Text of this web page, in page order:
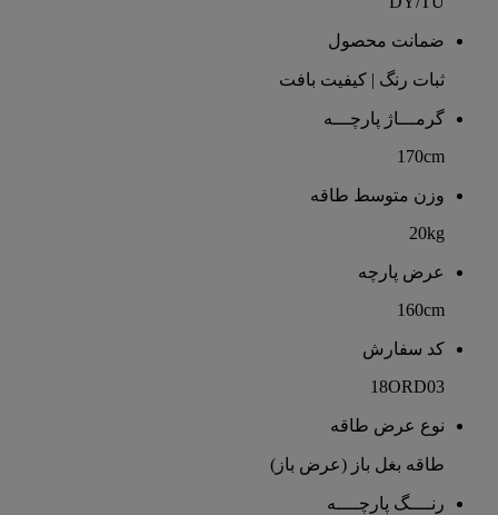
ضمانت محصول
ثبات رنگ | کیفیت بافت
گرمـــاژ پارچـــه
170cm
وزن متوسط طاقه
20kg
عرض پارچه
160cm
کد سفارش
18ORD03
نوع عرض طاقه
طاقه بغل باز (عرض باز)
رنــــگ پارچــــه